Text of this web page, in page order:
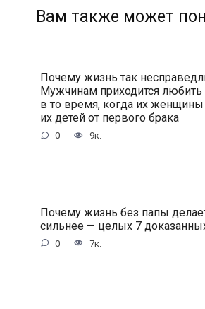
Вам также может
Почему жизнь так
Мужчинам приходится любить
в то время, когда их женщины
их детей от первого брака
0 9к.
Почему жизнь без папы
сильнее — целых 7
0 7к.